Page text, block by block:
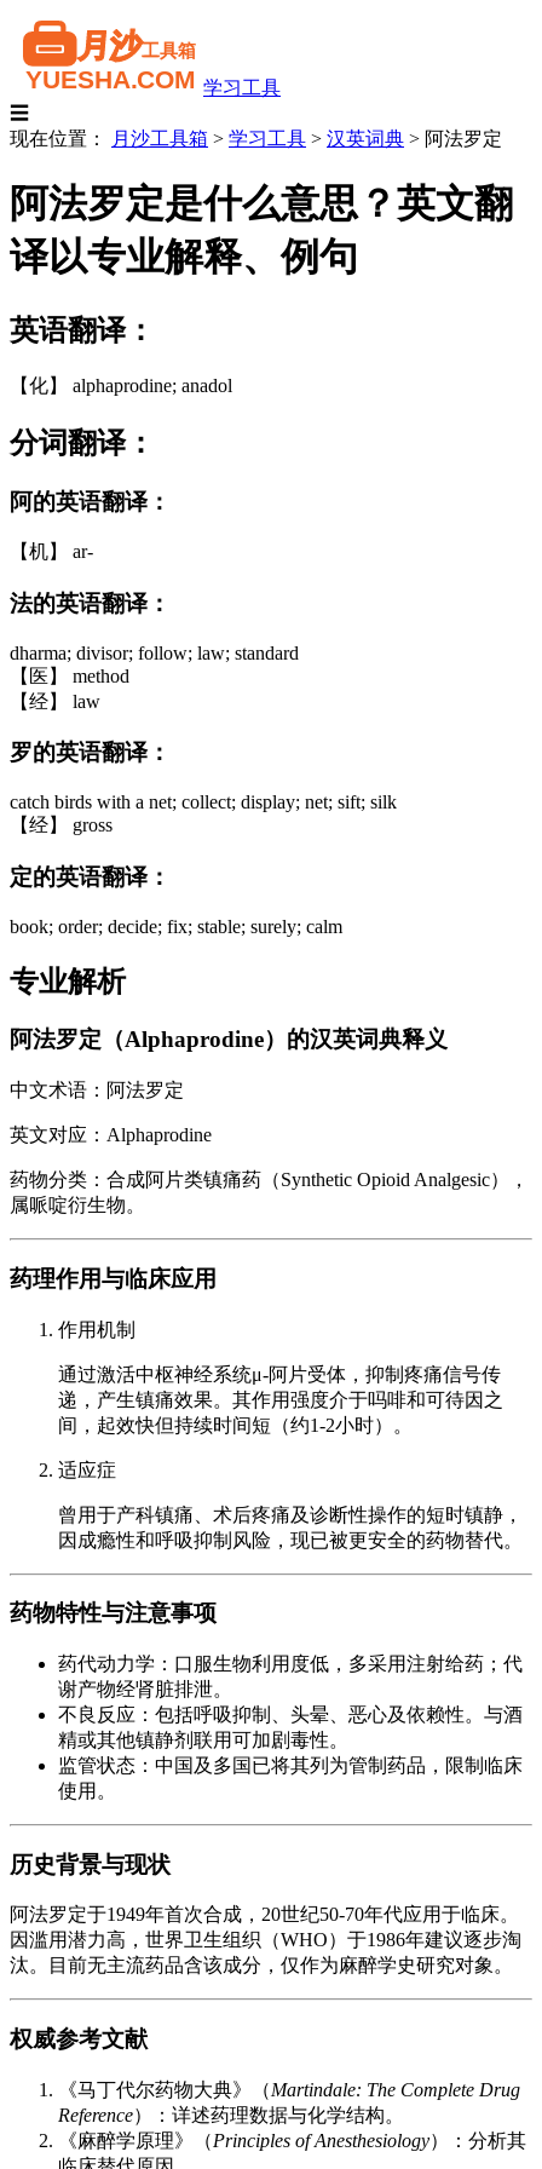
学习工具
☰
现在位置：
月沙工具箱 > 学习工具 > 汉英词典 > 阿法罗定
阿法罗定是什么意思？英文翻
译以专业解释、例句
英语翻译：
【化】 alphaprodine; anadol
分词翻译：
阿的英语翻译：
【机】 ar-
法的英语翻译：
dharma; divisor; follow; law; standard
【医】 method
【经】 law
罗的英语翻译：
catch birds with a net; collect; display; net; sift; silk
【经】 gross
定的英语翻译：
book; order; decide; fix; stable; surely; calm
专业解析
阿法罗定（Alphaprodine）的汉英词典释义
中文术语：阿法罗定
英文对应：Alphaprodine
药物分类：合成阿片类镇痛药（Synthetic Opioid Analgesic），
属哌啶衍生物。
药理作用与临床应用
作用机制
通过激活中枢神经系统μ-阿片受体，抑制疼痛信号传
递，产生镇痛效果。其作用强度介于吗啡和可待因之
间，起效快但持续时间短（约1-2小时）。
适应症
曾用于产科镇痛、术后疼痛及诊断性操作的短时镇静，
因成瘾性和呼吸抑制风险，现已被更安全的药物替代。
药物特性与注意事项
药代动力学：口服生物利用度低，多采用注射给药；代
谢产物经肾脏排泄。
不良反应：包括呼吸抑制、头晕、恶心及依赖性。与酒
精或其他镇静剂联用可加剧毒性。
监管状态：中国及多国已将其列为管制药品，限制临床
使用。
历史背景与现状
阿法罗定于1949年首次合成，20世纪50-70年代应用于临床。
因滥用潜力高，世界卫生组织（WHO）于1986年建议逐步淘
汰。目前无主流药品含该成分，仅作为麻醉学史研究对象。
权威参考文献
《马丁代尔药物大典》（Martindale: The Complete Drug
Reference）：详述药理数据与化学结构。
《麻醉学原理》（Principles of Anesthesiology）：分析其